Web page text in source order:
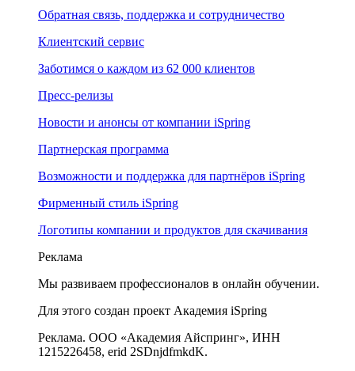
Обратная связь, поддержка и сотрудничество
Клиентский сервис
Заботимся о каждом из 62 000 клиентов
Пресс-релизы
Новости и анонсы от компании iSpring
Партнерская программа
Возможности и поддержка для партнёров iSpring
Фирменный стиль iSpring
Логотипы компании и продуктов для скачивания
Реклама
Мы развиваем профессионалов в онлайн обучении.
Для этого создан проект Академия iSpring
Реклама. ООО «Академия Айспринг», ИНН
1215226458, erid 2SDnjdfmkdK.